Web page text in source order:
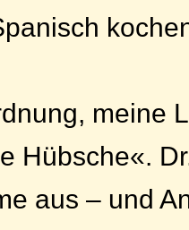
meine
Hübsche«.
aus – und